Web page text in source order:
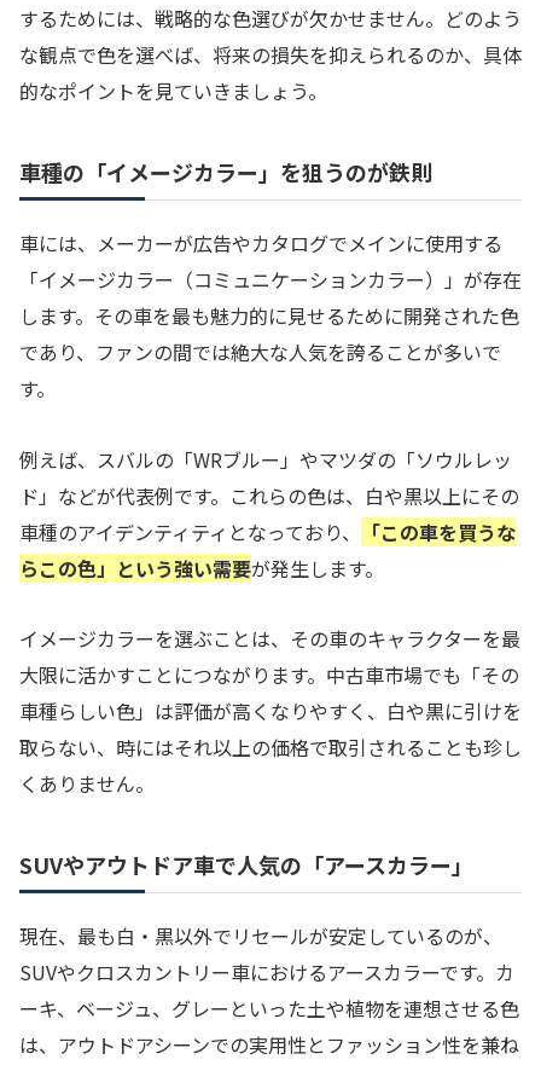
するためには、戦略的な色選びが欠かせません。どのよう
な観点で色を選べば、将来の損失を抑えられるのか、具体
的なポイントを見ていきましょう。
車種の「イメージカラー」を狙うのが鉄則
車には、メーカーが広告やカタログでメインに使用する
「イメージカラー（コミュニケーションカラー）」が存在
します。その車を最も魅力的に見せるために開発された色
であり、ファンの間では絶大な人気を誇ることが多いで
す。
例えば、スバルの「WRブルー」やマツダの「ソウルレッ
ド」などが代表例です。これらの色は、白や黒以上にその
車種のアイデンティティとなっており、
「この車を買うな
らこの色」という強い需要が発生します。
イメージカラーを選ぶことは、その車のキャラクターを最
大限に活かすことにつながります。中古車市場でも「その
車種らしい色」は評価が高くなりやすく、白や黒に引けを
取らない、時にはそれ以上の価格で取引されることも珍し
くありません。
SUVやアウトドア車で人気の「アースカラー」
現在、最も白・黒以外でリセールが安定しているのが、
SUVやクロスカントリー車におけるアースカラーです。カ
ーキ、ベージュ、グレーといった土や植物を連想させる色
は、アウトドアシーンでの実用性とファッション性を兼ね